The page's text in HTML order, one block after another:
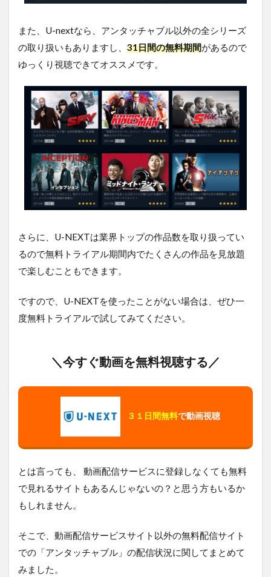
5
ン
タ
チ
ャ
ブ
ル
を
無
料
視
聴
す
る
ま
め
また、U-nextなら、アンタッチャブル以外の全シリーズ
の取り扱いもありますし、 31日間の無料期間があるので
ゆっくり視聴できてオススメです。
さらに、U-NEXTは業界トップの作品数を取り扱ってい
るので無料トライアル期間内でたくさんの作品を見放題
で楽しむこともできます。
ですので、U-NEXTを使ったことがない場合は、ぜひ一
度無料トライアルで試してみてください。
＼今すぐ動画を無料視聴する／
３１日間無料で動画視聴
とは言っても、 動画配信サービスに登録しなくても無料
で見れるサイトもあるんじゃないの？と思う方もいるか
もしれません。
そこで、動画配信サービスサイト以外の無料配信サイト
での「アンタッチャブル」の配信状況に関してまとめて
みました。